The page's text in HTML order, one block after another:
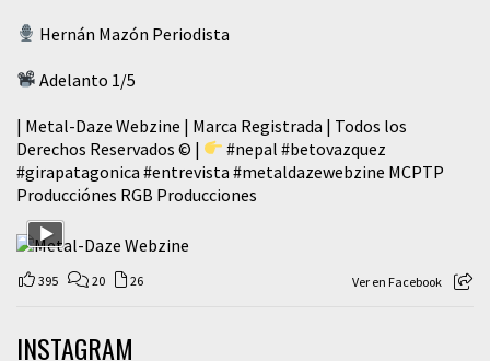
Hernán Mazón Periodista
Adelanto 1/5
| Metal-Daze Webzine | Marca Registrada | Todos los
Derechos Reservados © |
#nepal #betovazquez
#girapatagonica #entrevista #metaldazewebzine MCPTP
Producciónes RGB Producciones
395 20 26 Ver en Facebook
INSTAGRAM